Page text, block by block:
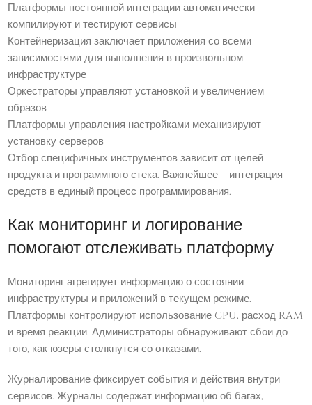
Платформы постоянной интеграции автоматически
компилируют и тестируют сервисы
Контейнеризация заключает приложения со всеми
зависимостями для выполнения в произвольном
инфраструктуре
Оркестраторы управляют установкой и увеличением
образов
Платформы управления настройками механизируют
установку серверов
Отбор специфичных инструментов зависит от целей
продукта и программного стека. Важнейшее – интеграция
средств в единый процесс программирования.
Как мониторинг и логирование
помогают отслеживать платформу
Мониторинг агрегирует информацию о состоянии
инфраструктуры и приложений в текущем режиме.
Платформы контролируют использование CPU, расход RAM
и время реакции. Администраторы обнаруживают сбои до
того, как юзеры столкнутся со отказами.
Журналирование фиксирует события и действия внутри
сервисов. Журналы содержат информацию об багах,